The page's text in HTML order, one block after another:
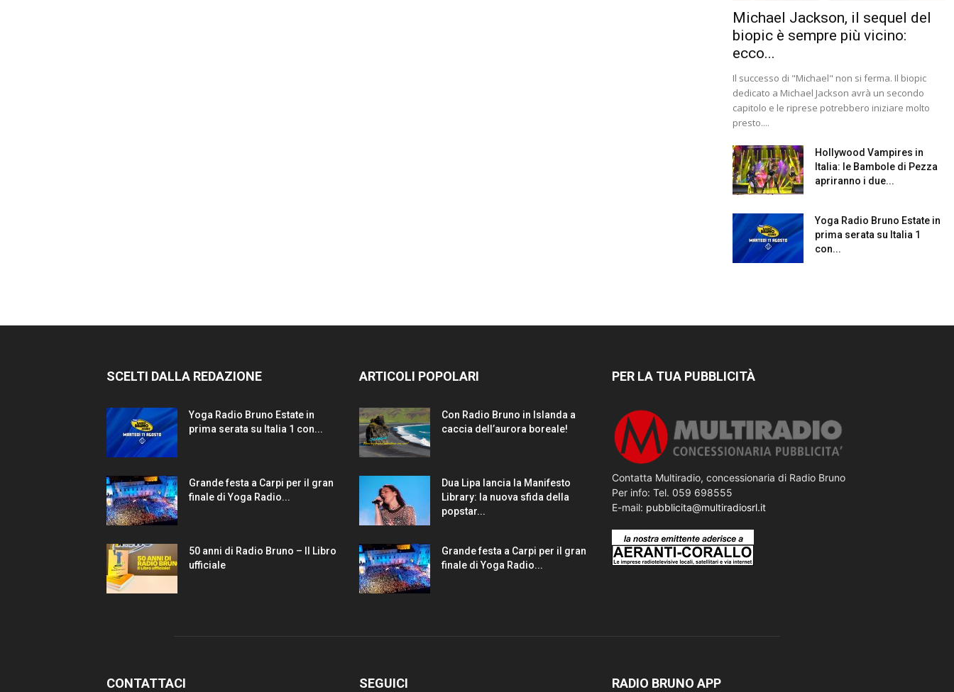
Michael Jackson, il sequel del
biopic è sempre più vicino:
ecco...
Il successo di "Michael" non si ferma. Il biopic
dedicato a Michael Jackson avrà un secondo
capitolo e le riprese potrebbero iniziare molto
presto....
Hollywood Vampires in
Italia: le Bambole di Pezza
apriranno i due...
Yoga Radio Bruno Estate in
prima serata su Italia 1
con...
SCELTI DALLA REDAZIONE
Yoga Radio Bruno Estate in
prima serata su Italia 1 con...
Grande festa a Carpi per il gran
finale di Yoga Radio...
50 anni di Radio Bruno – Il Libro
ufficiale
ARTICOLI POPOLARI
Con Radio Bruno in Islanda a
caccia dell’aurora boreale!
Dua Lipa lancia la Manifesto
Library: la nuova sfida della
popstar...
Grande festa a Carpi per il gran
finale di Yoga Radio...
PER LA TUA PUBBLICITÀ
Contatta Multiradio, concessionaria di Radio Bruno
Per info: Tel. 059 698555
E-mail: pubblicita@multiradiosrl.it
CONTATTACI SEGUICI RADIO BRUNO APP